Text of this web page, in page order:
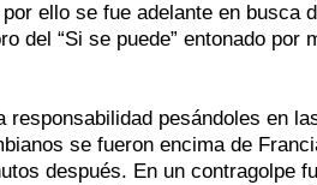
ello se fue adelante en busca
del “Si se puede” entonado por
responsabilidad pesándoles en
se fueron encima de
después. En un contragolpe